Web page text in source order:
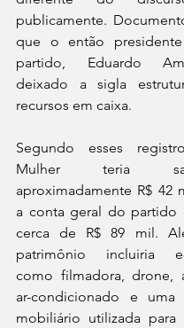
publicamente.
que o então
partido, Eduardo
deixado a sigla
recursos em caixa.
Segundo esses
Mulher teria
aproximadamente R$ 42
a conta geral do partido
cerca de R$ 89 mil.
patrimônio incluiria
como filmadora, drone,
ar-condicionado e uma
mobiliário utilizada para